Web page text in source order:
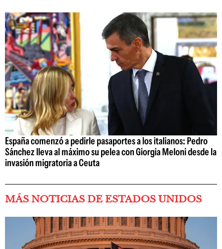
España comenzó a pedirle pasaportes a los italianos: Pedro
Sánchez lleva al máximo su pelea con Giorgia Meloni desde la
invasión migratoria a Ceuta
MÁS NOTICIAS DE ESTADOS UNIDOS